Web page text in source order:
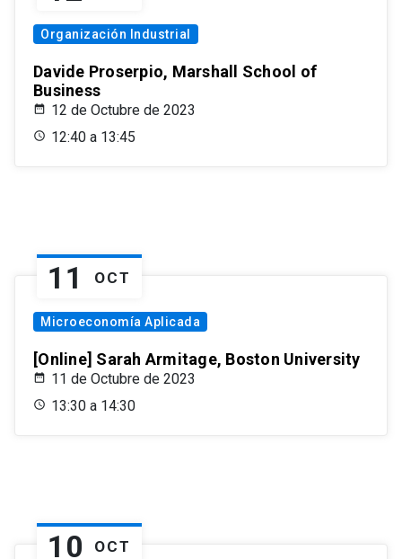
Organización Industrial
Davide Proserpio, Marshall School of
Business
12 de Octubre de 2023
12:40 a 13:45
11 OCT
Microeconomía Aplicada
[Online] Sarah Armitage, Boston University
11 de Octubre de 2023
13:30 a 14:30
10 OCT